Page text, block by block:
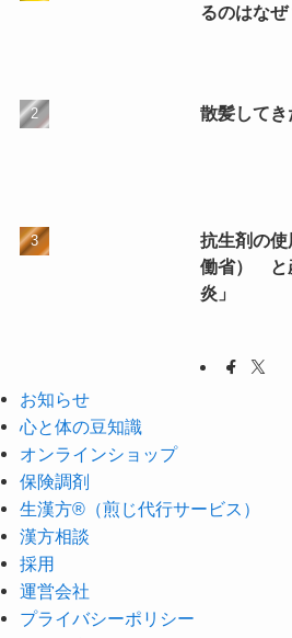
るのはなぜ
散髪して
抗生剤の
働省） と
炎」
お知らせ
心と体の豆知識
オンラインショップ
保険調剤
生漢方®（煎じ代行サービス）
漢方相談
採用
運営会社
プライバシーポリシー